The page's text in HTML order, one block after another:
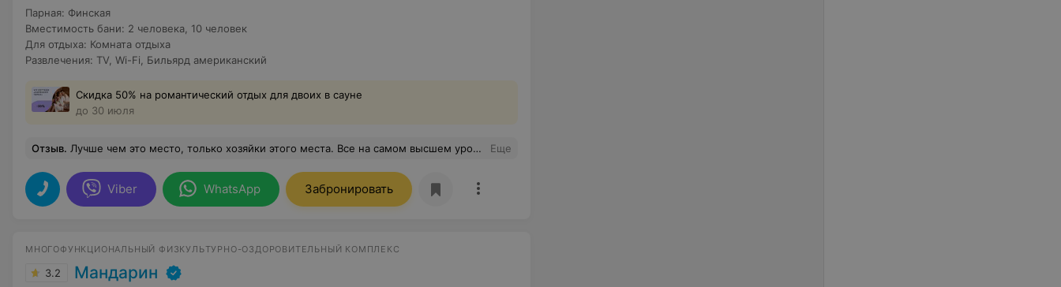
Парная: Финская
Вместимость бани: 2 человека 10 человек
Для отдыха: Комната отдыха
Развлечения: TV Wi-Fi Бильярд американский
Скидка 50% на романтический отдых для двоих в сауне
до 30 июля
Отзыв. Лучше чем это место, только хозяйки этого места. Все на самом высшем уровне. Сама усадьба, отношение к гостям, забота о самых незначительных мелочах составляет однозначно потрясающее ощущение. Отмечали день рождения в этом прекрасном месте. Остались довольны все! 90% отелей и СПА где я был, даже и близко не подбираются к уровню сервиса и заботы о гостях, как в этом месте. Еще
Viber WhatsApp Забронировать
МНОГОФУНКЦИОНАЛЬНЫЙ ФИЗКУЛЬТУРНО-ОЗДОРОВИТЕЛЬНЫЙ КОМПЛЕКС
3.2 Мандарин